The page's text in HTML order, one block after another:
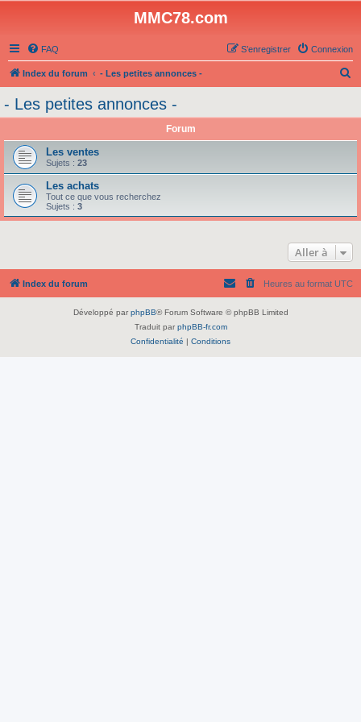
MMC78.com
FAQ Connexion
S’enregistrer
Index du forum - Les petites annonces -
r
- Les petites annonces -
Forum
Les ventes
Sujets : 23
Les achats
Tout ce que vous recherchez
Sujets : 3
Aller à
Index du forum Heures au format UTC
Développé par phpBB® Forum Software © phpBB Limited
Traduit par phpBB-fr.com
Confidentialité | Conditions